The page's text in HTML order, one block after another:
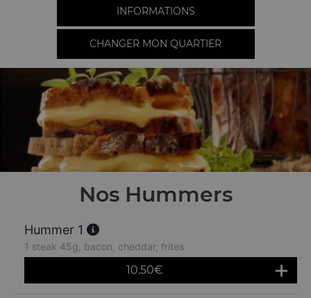
INFORMATIONS
CHANGER MON QUARTIER
Nos Hummers
Hummer 1
1 steak 45g, bacon, cheddar, frites
10.50€